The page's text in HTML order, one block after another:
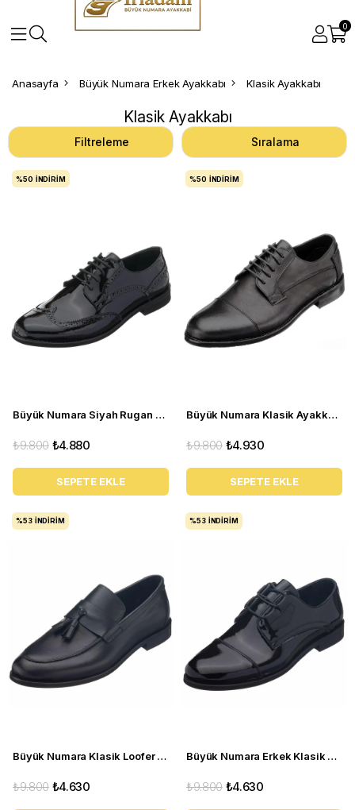
0
Anasayfa Büyük Numara Erkek Ayakkabı Klasik Ayakkabı
Klasik Ayakkabı
Filtreleme Sıralama
Büyük Numara Siyah Rugan Erkek Klasik Ayakkabı NR1958
₺4.880
₺9.800
SEPETE EKLE
%50 İNDIRIM
Büyük Numara Klasik Ayakkabı - NV1088 Siyah
₺4.930
₺9.800
SEPETE EKLE
%50 İNDIRIM
Büyük Numara Klasik Loofer Kundura Ayakkabı - KD0696 Siyah
₺4.630
₺9.800
%53 İNDIRIM
Büyük Numara Erkek Klasik Kundura - NV1945 Siyah Rugan
₺4.630
₺9.800
%53 İNDIRIM